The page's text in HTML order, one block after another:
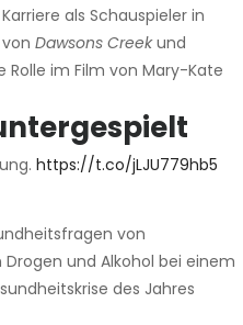
als Schauspieler in
Dawsons Creekund
Rolle im Film von Mary-Kate
https://t.co/jLJU779hb5
von
und Alkohol bei einem
des Jahres